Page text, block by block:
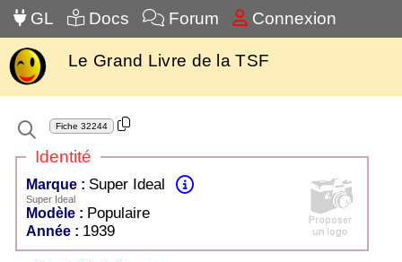
GL Docs Forum Connexion
Le Grand Livre de la TSF
Fiche 32244
Identité
Marque : Super Ideal
Super Ideal
Modèle : Populaire
Année : 1939